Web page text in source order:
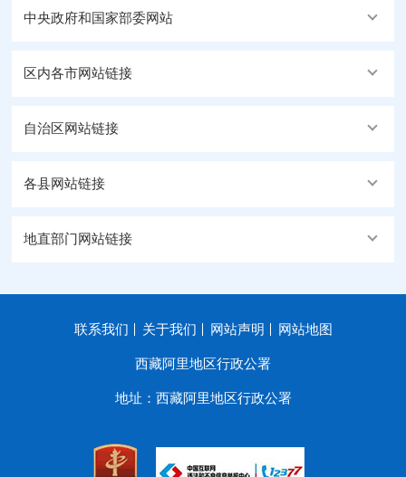
中央政府和国家部委网站
区内各市网站链接
自治区网站链接
各县网站链接
地直部门网站链接
联系我们 关于我们 网站声明 网站地图
西藏阿里地区行政公署
地址：西藏阿里地区行政公署